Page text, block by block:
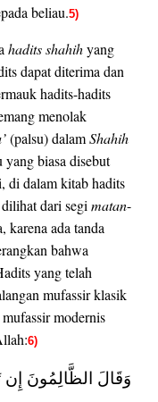
beliau.5)
hadits shahihyang
dapat diterima dan
hadits-hadits
menolak
(palsu) dalamShahih
yang biasa disebut
di dalam kitab hadits
dari segi matan-
karena ada tanda
bahwa
yang telah
mufassir klasik
modernis
6)
وَقَالَ الظَّالِمُونَ إِن